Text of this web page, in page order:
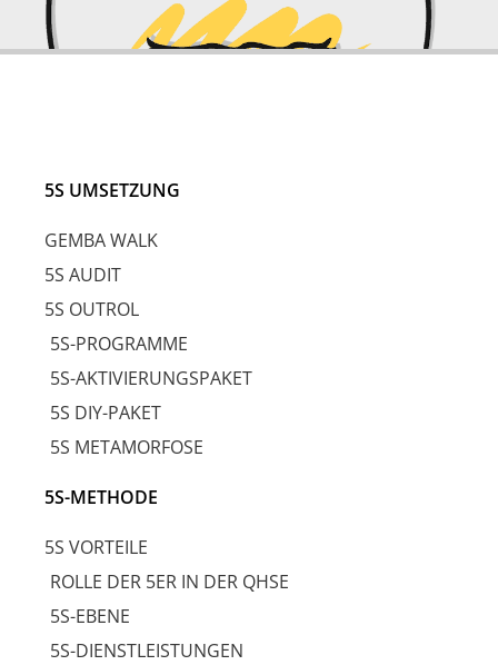
5S UMSETZUNG
GEMBA WALK
5S AUDIT
5S OUTROL
5S-PROGRAMME
5S-AKTIVIERUNGSPAKET
5S DIY-PAKET
5S METAMORFOSE
5S-METHODE
5S VORTEILE
ROLLE DER 5ER IN DER QHSE
5S-EBENE
5S-DIENSTLEISTUNGEN